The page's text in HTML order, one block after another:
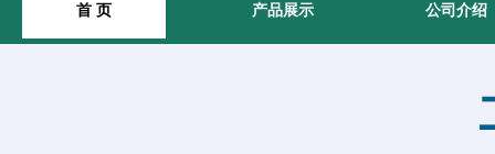
首 页 产品展示 公司介绍